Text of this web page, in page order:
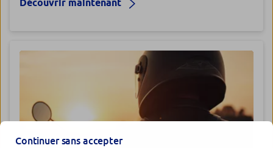
Découvrir maintenant
Continuer sans accepter